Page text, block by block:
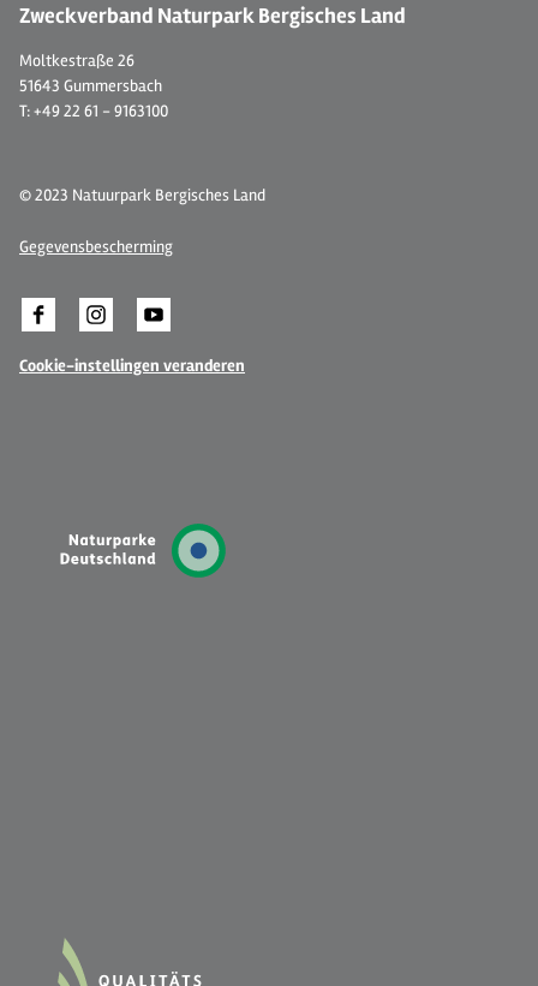
Zweckverband Naturpark Bergisches Land
Moltkestraße 26
51643 Gummersbach
T: +49 22 61 - 9163100
© 2023 Natuurpark Bergisches Land
Gegevensbescherming
Cookie-instellingen veranderen